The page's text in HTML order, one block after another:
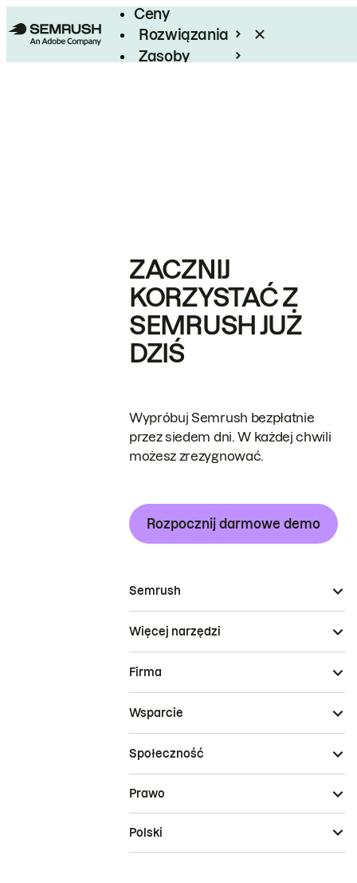
Ceny
Rozwiązania
Zasoby
ZACZNIJ
KORZYSTAĆ Z
SEMRUSH JUŻ
DZIŚ
Wypróbuj Semrush bezpłatnie
przez siedem dni. W każdej chwili
możesz zrezygnować.
Rozpocznij darmowe demo
Semrush
Więcej narzędzi
Firma
Wsparcie
Społeczność
Prawo
Polski